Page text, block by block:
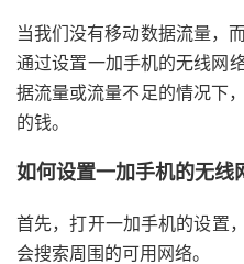
当我们没有移动数据流量，
通过设置一加手机的无线网
据流量或流量不足的情况下
的钱。
如何设置一加手机的无线
首先，打开一加手机的设置
会搜索周围的可用网络。